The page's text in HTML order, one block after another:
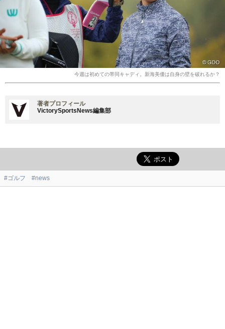
今週は初めての帯同キャディ。新海美優は自身の壁を破れるか？
著者プロフィール
VictorySportsNews編集部
#ゴルフ #news